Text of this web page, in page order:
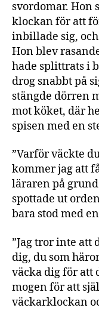
svordomar. Hon
klockan för att
inbillade sig,
Hon blev
hade splittrats i
drog snabbt på
stängde dörren
mot köket, där
spisen med en
”Varför väckte
kommer jag att
läraren på
spottade ut
bara stod med
”Jag tror inte att
dig, du som
väcka dig för att
mogen för att
väckarklockan